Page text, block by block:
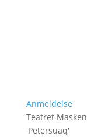
Anmeldelse
Teatret Masken
'Petersuaq'